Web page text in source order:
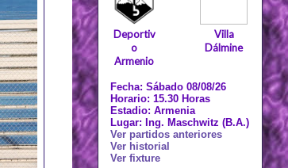
Deportiv
o
Armenio
Villa
Dálmine
Fecha: Sábado 08/08/26
Horario: 15.30 Horas
Estadio: Armenia
Lugar: Ing. Maschwitz (B.A.)
Ver partidos anteriores
Ver historial
Ver fixture